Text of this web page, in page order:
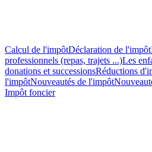
Calcul de l'impôtDéclaration de l'impôt
professionnels (repas, trajets ...)Les
donations et successionsRéductions
l'impôtNouveautés de l'impôt
Impôt foncier